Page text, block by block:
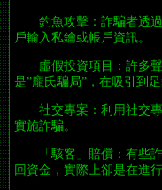
釣魚攻擊：詐騙者透
戶輸入私鑰或帳戶資訊。
虛假投資項目：許多
是”龐氏騙局”，在吸引到
社交專案：利用社交
實施詐騙。
「駭客」賠償：有些
回資金，實際上卻是在進